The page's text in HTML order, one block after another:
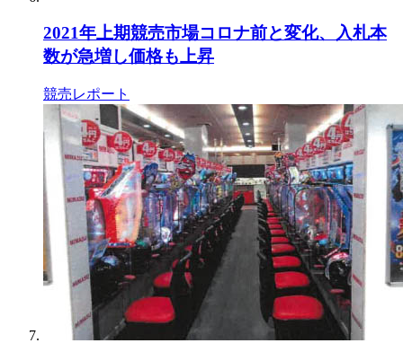
2021年上期競売市場コロナ前と変化、入札本
数が急増し価格も上昇
競売レポート